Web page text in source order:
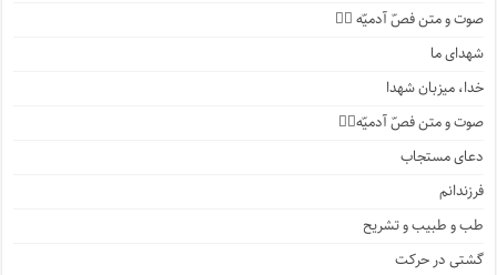
صوت و متن فصّ آدمیّه ۲️⃣
شهدای ما
خدا، میزبان شهدا
صوت و متن فصّ آدمیّه۱️⃣
دعای مستجاب
فرزندانم
طب و طبیب و تشریح
گشتی در حرکت